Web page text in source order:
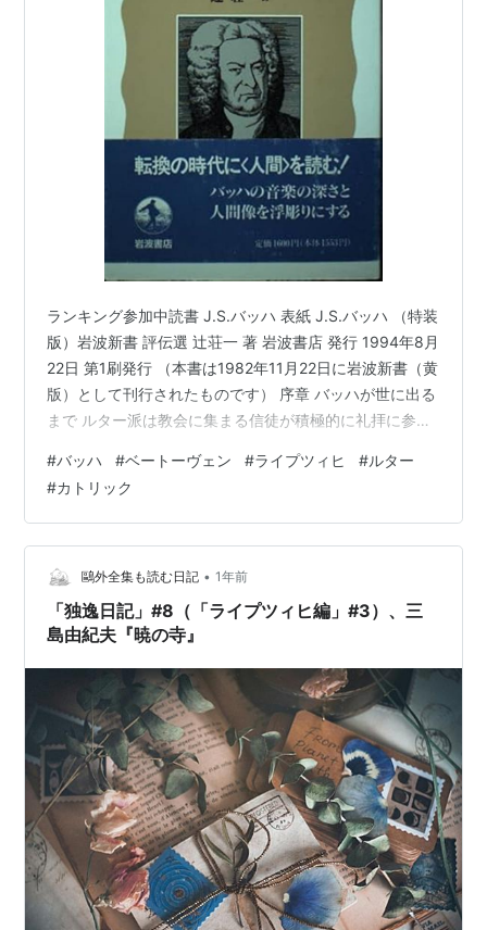
ランキング参加中読書 J.S.バッハ 表紙 J.S.バッハ （特装
版）岩波新書 評伝選 辻荘一 著 岩波書店 発行 1994年8月
22日 第1刷発行 （本書は1982年11月22日に岩波新書（黄
版）として刊行されたものです） 序章 バッハが世に出る
まで ルター派は教会に集まる信徒が積極的に礼拝に参加
会では原則として信徒は歌うことなく、聖歌隊の歌に耳
を傾けていた。 ルター派はドイツ語の典礼文を作った。
これは信徒が積極的に礼拝に参加することができるよう
にとの目的である。これに付随してドイツ語の讃美歌を
作り信徒に与えた。 カトリック教会は反宗教改革…
#バッハ #ベートーヴェン #ライプツィヒ #ルター
#カトリック
鷗外全集も読む日記 • 1年前
「独逸日記」#8（「ライプツィヒ編」#3）、三
島由紀夫『暁の寺』